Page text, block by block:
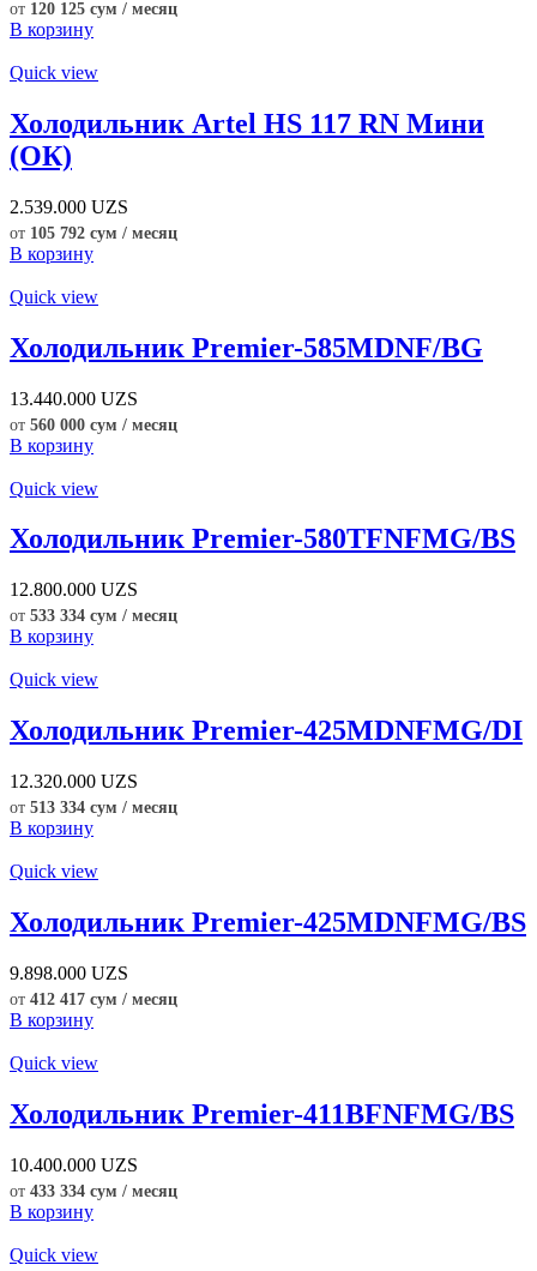
от 120 125 сум / месяц
В корзину
Quick view
Холодильник Artel HS 117 RN Мини
(ОК)
2.539.000 UZS
от 105 792 сум / месяц
В корзину
Quick view
Холодильник Premier-585MDNF/BG
13.440.000 UZS
от 560 000 сум / месяц
В корзину
Quick view
Холодильник Premier-580TFNFMG/BS
12.800.000 UZS
от 533 334 сум / месяц
В корзину
Quick view
Холодильник Premier-425MDNFMG/DI
12.320.000 UZS
от 513 334 сум / месяц
В корзину
Quick view
Холодильник Premier-425MDNFMG/BS
9.898.000 UZS
от 412 417 сум / месяц
В корзину
Quick view
Холодильник Premier-411BFNFMG/BS
10.400.000 UZS
от 433 334 сум / месяц
В корзину
Quick view